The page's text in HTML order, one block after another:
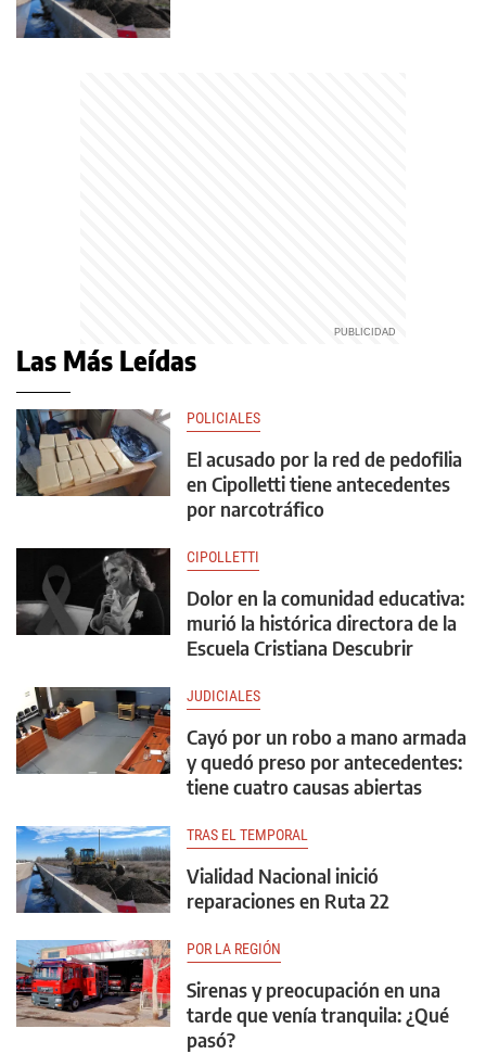
Las Más Leídas
POLICIALES
El acusado por la red de pedofilia
en Cipolletti tiene antecedentes
por narcotráfico
CIPOLLETTI
Dolor en la comunidad educativa:
murió la histórica directora de la
Escuela Cristiana Descubrir
JUDICIALES
Cayó por un robo a mano armada
y quedó preso por antecedentes:
tiene cuatro causas abiertas
TRAS EL TEMPORAL
Vialidad Nacional inició
reparaciones en Ruta 22
POR LA REGIÓN
Sirenas y preocupación en una
tarde que venía tranquila: ¿Qué
pasó?